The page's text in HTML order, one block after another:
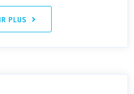
PLUS